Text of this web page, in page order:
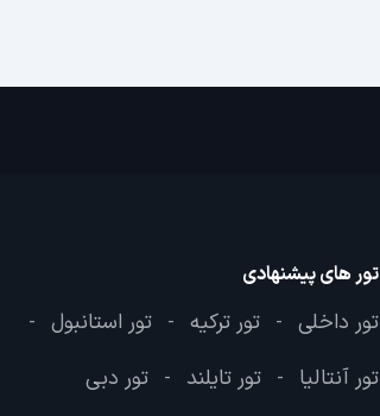
تور های پیشنهادی
تور داخلی - تور ترکیه - تور استانبول -
تور آنتالیا - تور تایلند - تور دبی